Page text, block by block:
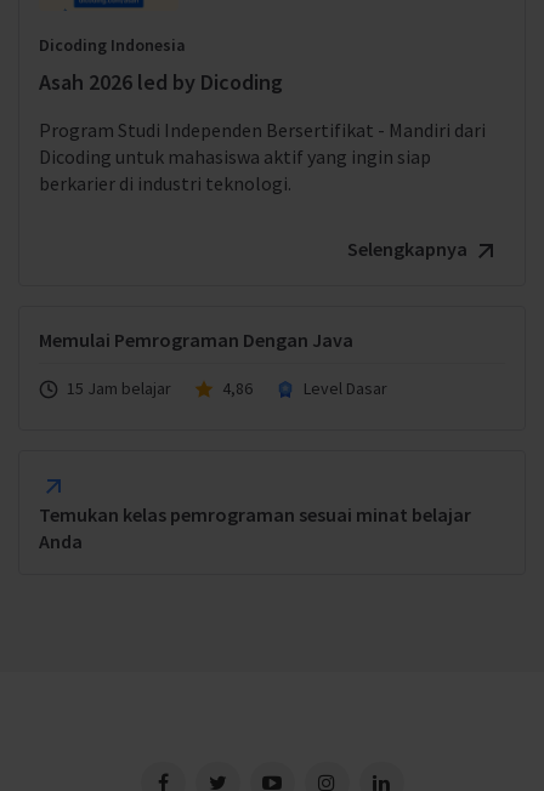
Dicoding Indonesia
Asah 2026 led by Dicoding
Program Studi Independen Bersertifikat - Mandiri dari
Dicoding untuk mahasiswa aktif yang ingin siap
berkarier di industri teknologi.
Selengkapnya
Memulai Pemrograman Dengan Java
15 Jam belajar 4,86 Level Dasar
Temukan kelas pemrograman sesuai minat belajar
Anda